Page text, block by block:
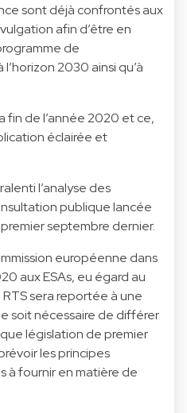
sont déjà confrontés aux
afin d’être en
de
2030 ainsi qu’à
fin de l’année 2020 et ce,
éclairée et
l’analyse des
publique lancée
septembre dernier.
européenne dans
aux ESAs, eu égard au
sera reportée à une
soit nécessaire de différer
législation de premier
les principes
à fournir en matière de